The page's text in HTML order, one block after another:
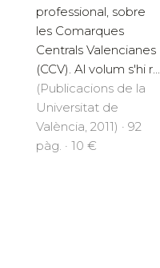
professional, sobre
les Comarques
Centrals Valencianes
(CCV). Al volum s'hi r...
(Publicacions de la
Universitat de
València, 2011) · 92
pàg. · 10 €